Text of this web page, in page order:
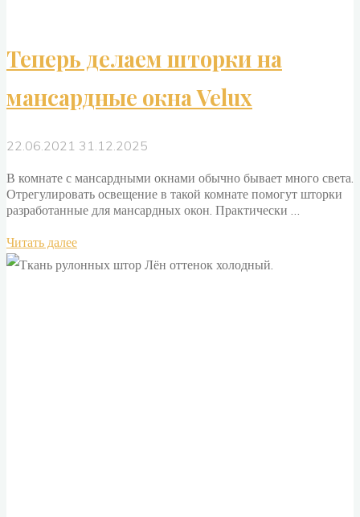
Теперь делаем шторки на
мансардные окна Velux
22.06.2021 31.12.2025
В комнате с мансардными окнами обычно бывает много света.
Отрегулировать освещение в такой комнате помогут шторки
разработанные для мансардных окон. Практически …
Читать далее"Теперь
делаем